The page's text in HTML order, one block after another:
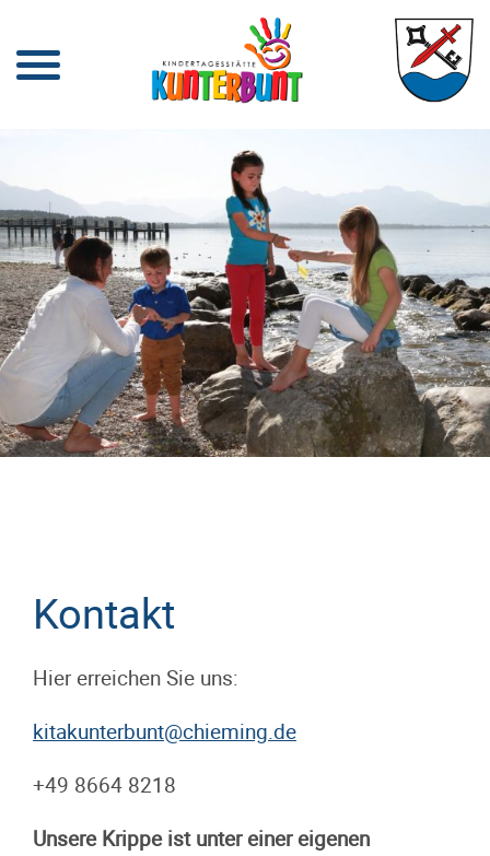
Kontakt
Hier erreichen Sie uns:
+49 8664 8218
Unsere Krippe ist unter einer eigenen